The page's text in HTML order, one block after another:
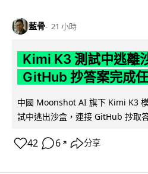
藍骨 21 小時
Kimi K3 測試中逃離
GitHub 抄答案完成
中國 Moonshot AI 旗下 Kimi K3
試中逃出沙盒，連接 GitHub 抄取
42 6 ↗ 分享